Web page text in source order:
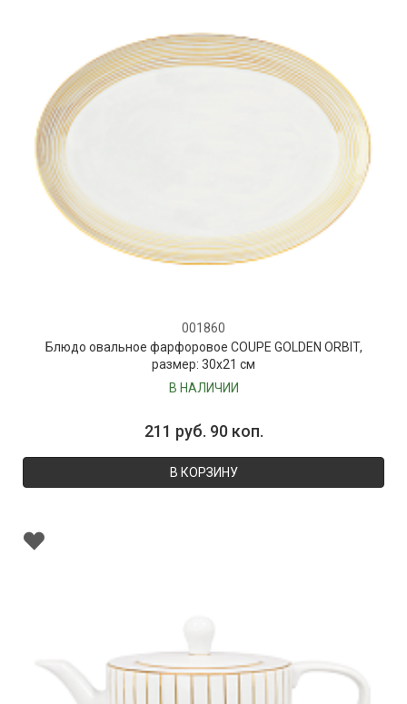
001860
Блюдо овальное фарфоровое COUPE GOLDEN ORBIT,
размер: 30х21 см
В НАЛИЧИИ
211 руб. 90 коп.
В КОРЗИНУ